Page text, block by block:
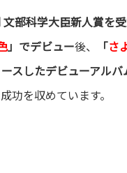
部科学大臣新人賞を
」でデビュー後、 「 さ
スしたデビューアルバ
功を収めています。